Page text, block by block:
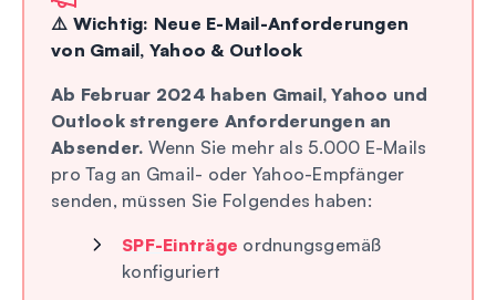
⚠️ Wichtig: Neue E-Mail-Anforderungen
von Gmail, Yahoo & Outlook
Ab Februar 2024 haben Gmail, Yahoo und
Outlook strengere Anforderungen an
Absender. Wenn Sie mehr als 5.000 E-Mails
pro Tag an Gmail- oder Yahoo-Empfänger
senden, müssen Sie Folgendes haben:
SPF-Einträge ordnungsgemäß
konfiguriert